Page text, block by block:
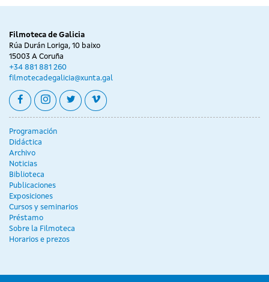
Filmoteca de Galicia
Rúa Durán Loriga, 10 baixo
15003 A Coruña
+34 881 881 260
filmotecadegalicia@xunta.gal
facebookinstagram
twittervimeo
Programación
Didáctica
Archivo
Noticias
Biblioteca
Publicaciones
Exposiciones
Cursos y seminarios
Préstamo
Sobre la Filmoteca
Horarios e prezos